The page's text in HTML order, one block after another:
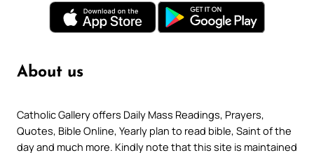
About us
Catholic Gallery offers Daily Mass Readings, Prayers,
Quotes, Bible Online, Yearly plan to read bible, Saint of the
day and much more. Kindly note that this site is maintained